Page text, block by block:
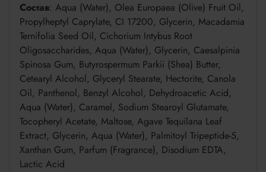
Состав: Aqua (Water), Olea Europaea (Olive) Fruit Oil,
Propylheptyl Caprylate, CI 17200, Glycerin, Macadamia
Ternifolia Seed Oil, Cichorium Intybus Root
Oligosaccharides, Aqua (Water), Glycerin, Caesalpinia
Spinosa Gum, Butyrospermum Parkii (Shea) Butter,
Cetearyl Alcohol, Glyceryl Stearate, Hectorite, Canola
Oil, Panthenol, Benzyl Alcohol, Dehydroacetic Acid,
Aqua (Water), Caramel, Sodium Stearoyl Glutamate,
Tocopheryl Acetate, Maltose, Agave Tequilana Leaf
Extract, Glycerin, Aqua (Water), Palmitoyl Tripeptide-5,
Xanthan Gum, Parfum (Fragrance), Disodium EDTA,
Lactic Acid